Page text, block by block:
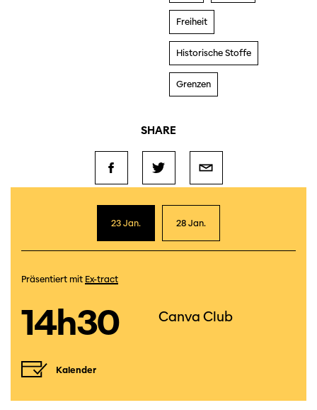
Freiheit
Historische Stoffe
Grenzen
SHARE
23 Jan. 28 Jan.
Präsentiert mit Ex-tract
14h30 Canva Club
Kalender